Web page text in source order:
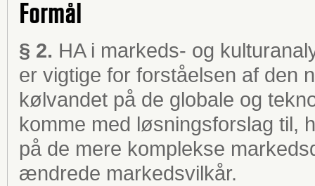
Formål
§ 2. HA i markeds- og
er vigtige for forståelsen af den
kølvandet på de globale og
komme med løsningsforslag til,
på de mere komplekse
ændrede markedsvilkår.